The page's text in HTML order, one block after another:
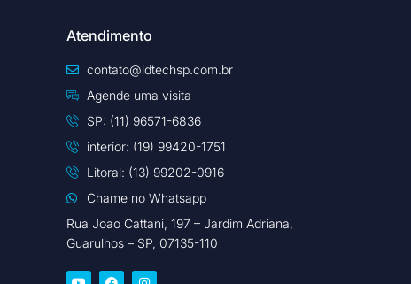
Atendimento
contato@ldtechsp.com.br
Agende uma visita
SP: (11) 96571-6836
interior: (19) 99420-1751
Litoral: (13) 99202-0916
Chame no Whatsapp
Rua Joao Cattani, 197 – Jardim Adriana,
Guarulhos – SP, 07135-110